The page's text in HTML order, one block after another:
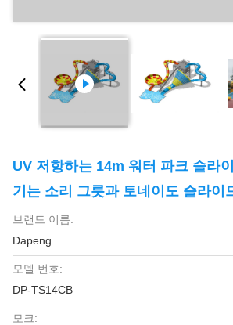
UV 저항하는 14m 워터 파크 슬라
기는 소리 그릇과 토네이도 슬라이
브랜드 이름:
Dapeng
모델 번호:
DP-TS14CB
모크: